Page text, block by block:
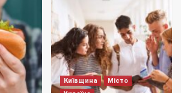
Київщина
Місто